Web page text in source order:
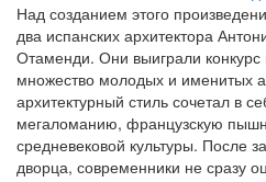
Над созданием этого
два испанских архитектора
Отаменди. Они выиграли конкурс
множество молодых и именитых
архитектурный стиль сочетал в
мегаломанию, французскую
средневековой культуры. После
дворца, современники не сразу